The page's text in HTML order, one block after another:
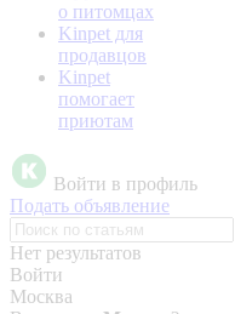
о питомцах
Kinpet для
продавцов
Kinpet
помогает
приютам
Войти в профиль
Подать объявление
Нет результатов
Войти
Москва